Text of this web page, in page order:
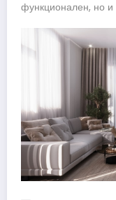
функционален, но и